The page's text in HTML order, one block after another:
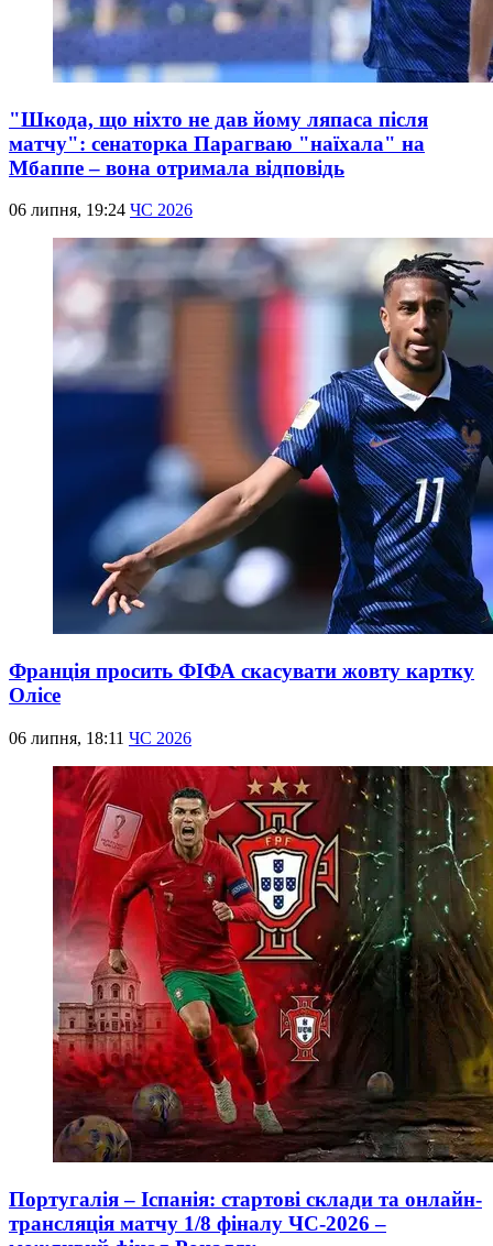
"Шкода, що ніхто не дав йому ляпаса після
матчу": сенаторка Парагваю "наїхала" на
Мбаппе – вона отримала відповідь
06 липня, 19:24 ЧС 2026
Франція просить ФІФА скасувати жовту картку
Олісе
06 липня, 18:11 ЧС 2026
Португалія – Іспанія: стартові склади та онлайн-
трансляція матчу 1/8 фіналу ЧС-2026 –